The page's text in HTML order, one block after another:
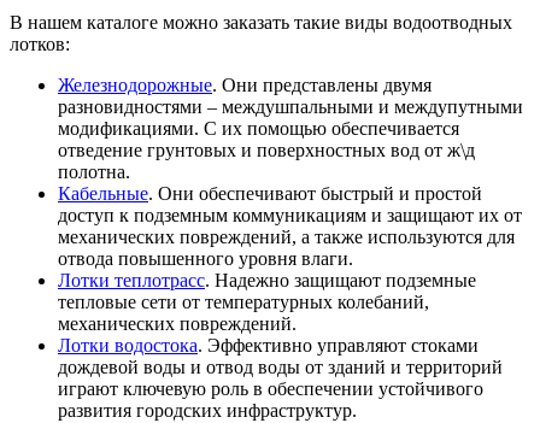
В нашем каталоге можно заказать такие виды водоотводных
лотков:
Железнодорожные. Они представлены двумя
разновидностями – междушпальными и междупутными
модификациями. С их помощью обеспечивается
отведение грунтовых и поверхностных вод от ж\д
полотна.
Кабельные. Они обеспечивают быстрый и простой
доступ к подземным коммуникациям и защищают их от
механических повреждений, а также используются для
отвода повышенного уровня влаги.
Лотки теплотрасс. Надежно защищают подземные
тепловые сети от температурных колебаний,
механических повреждений.
Лотки водостока. Эффективно управляют стоками
дождевой воды и отвод воды от зданий и территорий
играют ключевую роль в обеспечении устойчивого
развития городских инфраструктур.